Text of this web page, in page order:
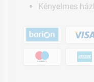
Kényelmes